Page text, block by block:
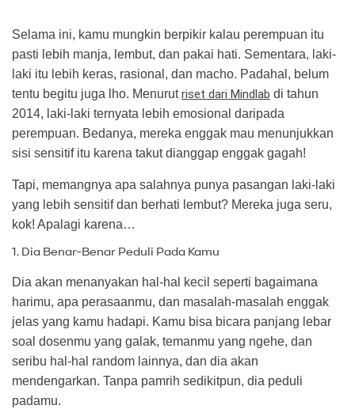
Selama ini, kamu mungkin berpikir kalau perempuan itu
pasti lebih manja, lembut, dan pakai hati. Sementara, laki-
laki itu lebih keras, rasional, dan macho. Padahal, belum
tentu begitu juga lho. Menurutriset dari Mindlab di tahun
2014, laki-laki ternyata lebih emosional daripada
perempuan. Bedanya, mereka enggak mau menunjukkan
sisi sensitif itu karena takut dianggap enggak gagah!
Tapi, memangnya apa salahnya punya pasangan laki-laki
yang lebih sensitif dan berhati lembut? Mereka juga seru,
kok! Apalagi karena…
1. Dia Benar-Benar Peduli Pada Kamu
Dia akan menanyakan hal-hal kecil seperti bagaimana
harimu, apa perasaanmu, dan masalah-masalah enggak
jelas yang kamu hadapi. Kamu bisa bicara panjang lebar
soal dosenmu yang galak, temanmu yang ngehe, dan
seribu hal-hal random lainnya, dan dia akan
mendengarkan. Tanpa pamrih sedikitpun, dia peduli
padamu.